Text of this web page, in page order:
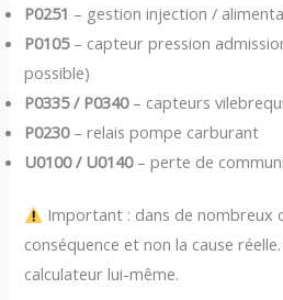
P0251 – gestion injection /
P0105– capteur pression
possible)
P0335 / P0340– capteurs
P0230– relais pompe carburant
U0100 / U0140– perte de
Important : dans de nombreux
conséquence et non la cause
calculateur lui-même.